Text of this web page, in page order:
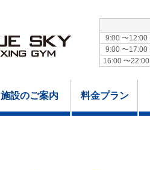
9:00 〜12:00
9:00 〜17:00
16:00 〜22:00
施設のご案内 料金プラン